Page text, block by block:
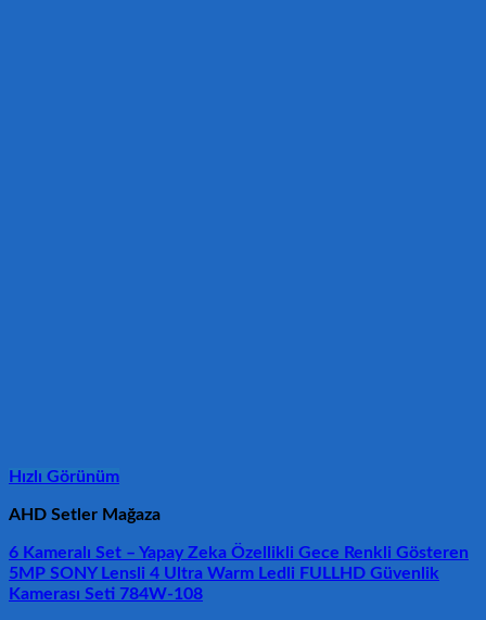
Hızlı Görünüm
AHD Setler Mağaza
6 Kameralı Set – Yapay Zeka Özellikli Gece Renkli Gösteren
5MP SONY Lensli 4 Ultra Warm Ledli FULLHD Güvenlik
Kamerası Seti 784W-108